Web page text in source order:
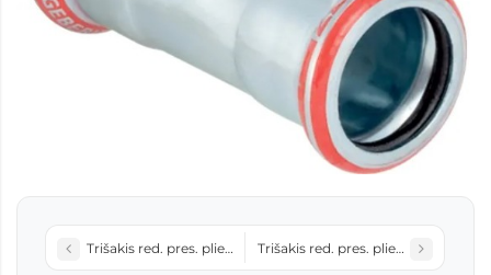
Trišakis red. pres. plieno 22x15x22 21206Trišakis red. pres. plieno 28x15x28